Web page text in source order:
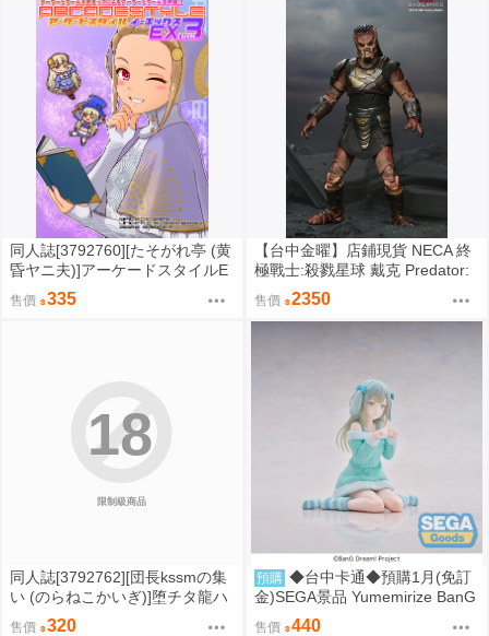
同人誌[3792760][たそがれ亭 (黄
昏ヤニ夫)]アーケードスタイルE
X Vol.3 (電玩)
售價 335
【台中金曜】店鋪現貨 NECA 終
極戰士:殺戮星球 戴克 Predator:
Badlands Dek 7吋可動人偶
售價 2350
限制級商品
18
同人誌[3792762][団長kssmの集
い (のらねこかいぎ)]堕チタ龍ハ
異形ヲ孕ミテ (蔚藍檔案)
售價 320
預購 ◆台中卡通◆預購1月(免訂
金)SEGA景品 Yumemirize BanG
Dream Ave Mujica 若葉睦
售價 440